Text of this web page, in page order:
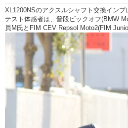
XL1200NSのアクスルシャフト交換インプ
テスト体感者は、普段ビックオフ(BMW
員M氏とFIM CEV Repsol Moto2(FIM